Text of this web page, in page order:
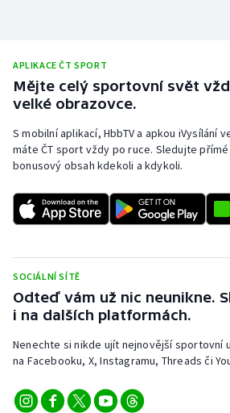
APLIKACE ČT SPORT
Mějte celý sportovní svět
velké obrazovce.
S mobilní aplikací, HbbTV a apkou iVysílání
máte ČT sport vždy po ruce. Sledujte
bonusový obsah kdekoli a kdykoli.
SOCIÁLNÍ SÍTĚ
Odteď vám už nic neunikne.
i na dalších platformách.
Nenechte si nikde ujít nejnovější sportovní
na Facebooku, X, Instagramu, Threads či